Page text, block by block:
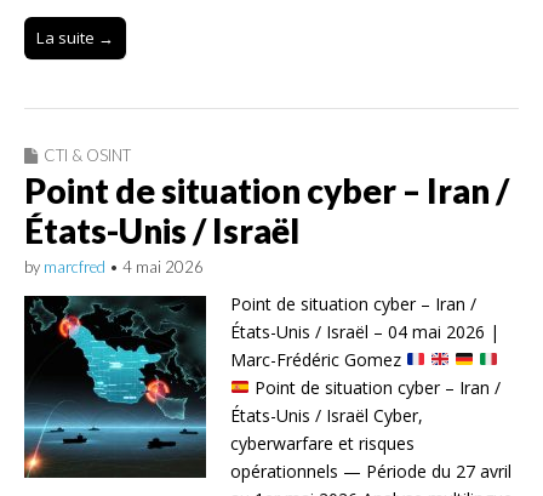
La suite →
CTI & OSINT
Point de situation cyber – Iran /
États-Unis / Israël
by marcfred • 4 mai 2026
Point de situation cyber – Iran /
États-Unis / Israël – 04 mai 2026 |
Marc-Frédéric Gomez
Point de situation cyber – Iran /
États-Unis / Israël Cyber,
cyberwarfare et risques
opérationnels — Période du 27 avril